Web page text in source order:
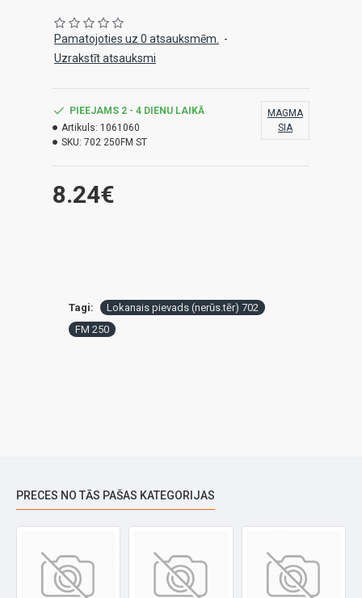
Pamatojoties uz 0 atsauksmēm.
-
Uzrakstīt atsauksmi
8.24€
PIEEJAMS 2 - 4 DIENU LAIKĀ
Artikuls: 1061060
SKU: 702 250FM ST
MAGMA
SIA
Tagi:
Lokanais pievads (nerūs.tēr) 702
FM 250
PRECES NO TĀS PAŠAS KATEGORIJAS